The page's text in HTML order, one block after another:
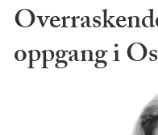
oppgang i